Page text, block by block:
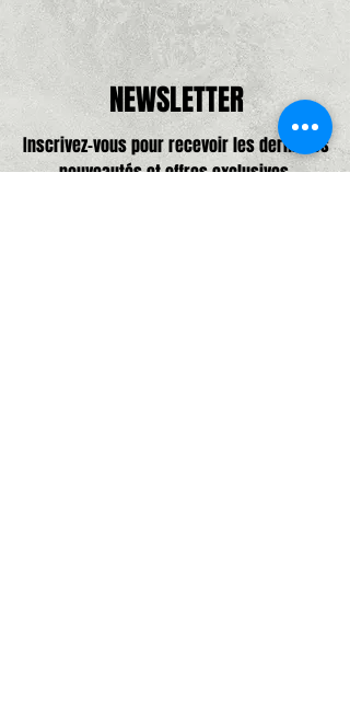
NEWSLETTER
Inscrivez-vous pour recevoir les dernières
nouveautés et offres exclusives.